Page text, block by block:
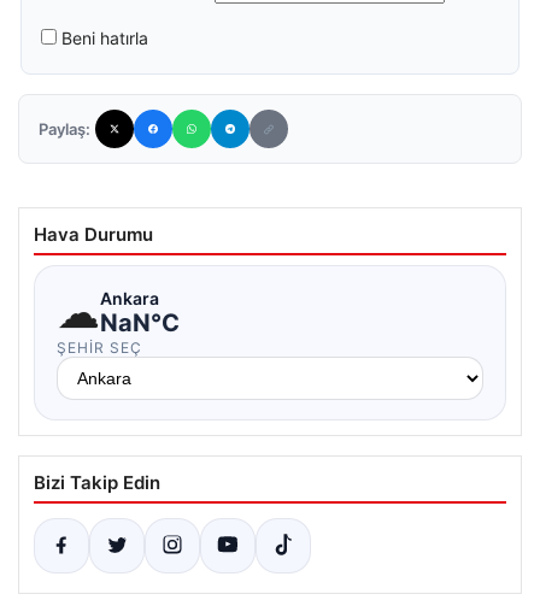
Beni hatırla
Paylaş:
Hava Durumu
☁Ankara
NaN°C
ŞEHIR SEÇ
Bizi Takip Edin